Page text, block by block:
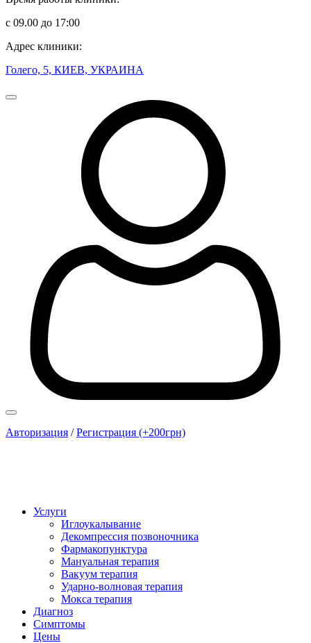
с 09.00 до 17:00
Адрес клиники:
Голего, 5, КИЕВ, УКРАИНА
Авторизация /Регистрация (+200грн)
Услуги
Иглоукалывание
Декомпрессия позвоночника
Фармакопунктура
Мануальная терапия
Вакуум терапия
Ударно-волновая терапия
Мокса терапия
Диагноз
Симптомы
Цены